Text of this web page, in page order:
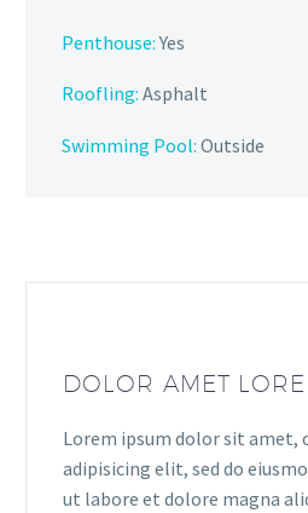
Penthouse:Yes
Roofling: Asphalt
Swimming Pool: Outside
DOLOR AMET
Lorem ipsum dolor sit amet,
adipisicing elit, sed do
ut labore et dolore magna